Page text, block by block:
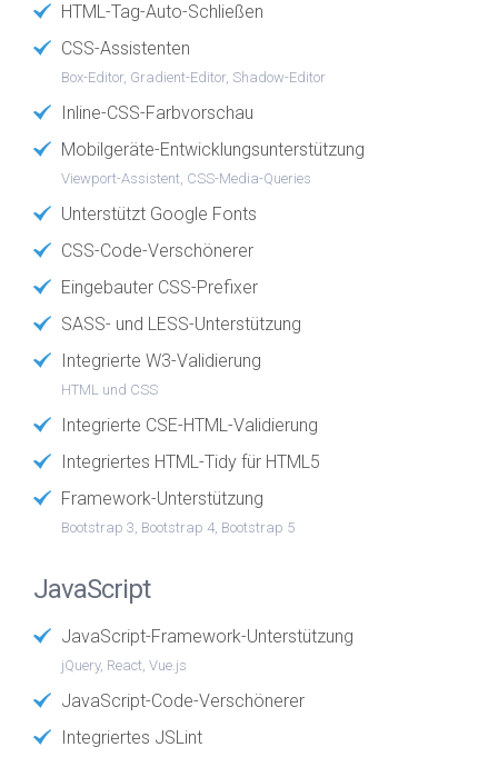
HTML-Tag-Auto-Schließen
CSS-Assistenten
Box-Editor, Gradient-Editor, Shadow-Editor
Inline-CSS-Farbvorschau
Mobilgeräte-Entwicklungsunterstützung
Viewport-Assistent, CSS-Media-Queries
Unterstützt Google Fonts
CSS-Code-Verschönerer
Eingebauter CSS-Prefixer
SASS- und LESS-Unterstützung
Integrierte W3-Validierung
HTML und CSS
Integrierte CSE-HTML-Validierung
Integriertes HTML-Tidy für HTML5
Framework-Unterstützung
Bootstrap 3, Bootstrap 4, Bootstrap 5
JavaScript
JavaScript-Framework-Unterstützung
jQuery, React, Vue.js
JavaScript-Code-Verschönerer
Integriertes JSLint